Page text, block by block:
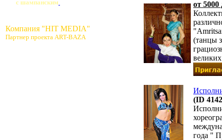
с шампанским
Компания "HIT MEDIA"
Партнер проекта ART-BAZA
от 5000
(танцы
(ID
года "